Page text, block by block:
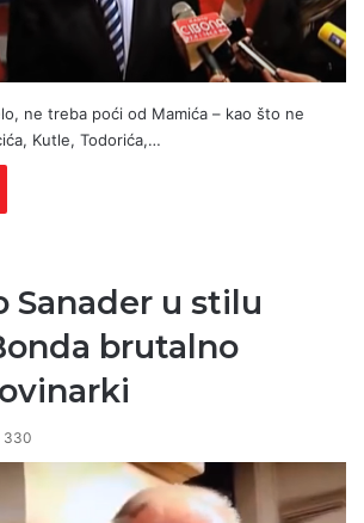
ne treba poći od Mamića – kao što ne
Kutle, Todorića,…
Sanader u stilu
brutalno
330